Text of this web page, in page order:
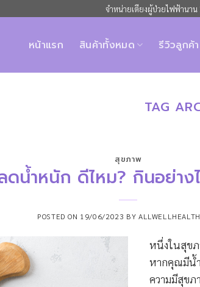
จำหน่ายเตียงผู้ป่วยไฟฟ้านาน
หน้าแรก สินค้าทั้งหมด รีวิวลูกค้า
TAG
สุขภาพ
น้ำหนัก ดีไหม? กินอย่าง
POSTED ON 19/06/2023 BY
หนึ่งในสุข
หากคุณมีน้
ความมีสุข